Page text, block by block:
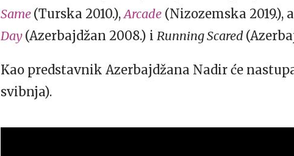
Same (Turska 2010.), Arcade (Nizozemska
Day (Azerbajdžan 2008.) i Running Scared
Kao predstavnik Azerbajdžana Nadir će
svibnja).